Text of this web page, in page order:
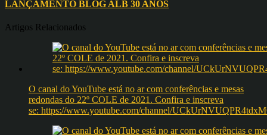
LANÇAMENTO BLOG ALB 30 ANOS
Artigos Relacionados
O canal do YouTube está no ar com conferências e mesas
redondas do 22º COLE de 2021. Confira e inscreva
se: https://www.youtube.com/channel/